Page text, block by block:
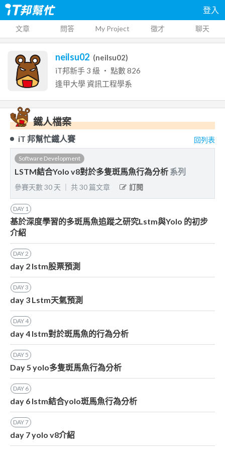
登入
文章 問答 My Project 徵才 聊天
neilsu02 (neilsu02)
iT邦新手 3 級 ‧ 點數826
逢甲大學資訊工程學系
鐵人檔案
iT 邦幫忙鐵人賽 回列表
Software Development
LSTM結合Yolo v8對於多隻斑馬魚行為分析 系列
參賽天數30 天 共30 篇文章 訂閱
DAY 1
基於深度學習的多斑馬魚追蹤之研究Lstm與Yolo 的初步
介紹
DAY2
day 2 lstm股票預測
DAY3
day 3 Lstm天氣預測
DAY4
day 4 lstm對於斑馬魚的行為分析
DAY5
Day 5 yolo多隻斑馬魚行為分析
DAY 6
day 6 lstm結合yolo斑馬魚行為分析
DAY7
day 7 yolo v8介紹